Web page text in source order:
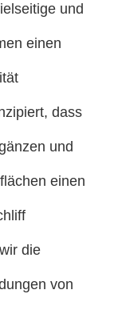
und
einen
dass
und
einen
die
von